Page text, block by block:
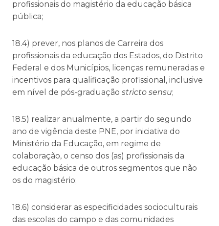
profissionais do magistério da educação básica
pública;
18.4) prever, nos planos de Carreira dos
profissionais da educação dos Estados, do Distrito
Federal e dos Municípios, licenças remuneradas e
incentivos para qualificação profissional, inclusive
em nível de pós-graduação stricto sensu;
18.5) realizar anualmente, a partir do segundo
ano de vigência deste PNE, por iniciativa do
Ministério da Educação, em regime de
colaboração, o censo dos (as) profissionais da
educação básica de outros segmentos que não
os do magistério;
18.6) considerar as especificidades socioculturais
das escolas do campo e das comunidades